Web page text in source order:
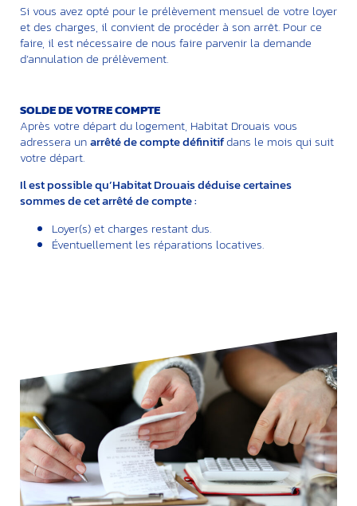
Si vous avez opté pour le prélèvement mensuel de votre loyer
et des charges, il convient de procéder à son arrêt. Pour ce
faire, il est nécessaire de nous faire parvenir la demande
d’annulation de prélèvement.
SOLDE DE VOTRE COMPTE
Après votre départ du logement, Habitat Drouais vous
adressera unarrêté de comptedéfinitifdans le mois qui suit
votre départ.
Il est possible qu’Habitat Drouais déduise certaines
sommes de cetarrêté de compte:
Loyer(s) et charges restant dus.
Éventuellement les réparations locatives.